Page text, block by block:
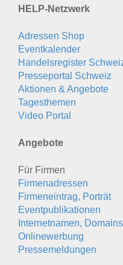
HELP-Netzwerk
Adressen Shop
Eventkalender
Handelsregister
Presseportal Schweiz
Aktionen & Angebote
Tagesthemen
Video Portal
Angebote
Für Firmen
Firmenadressen
Firmeneintrag, Porträt
Eventpublikationen
Internetnamen, Domains
Onlinewerbung
Pressemeldungen